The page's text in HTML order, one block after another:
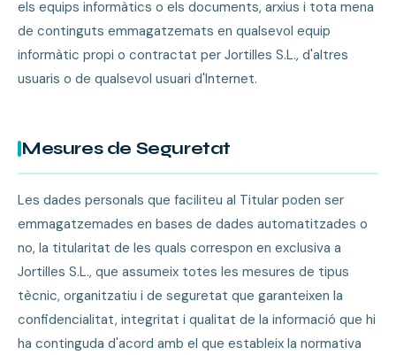
els equips informàtics o els documents, arxius i tota mena
de continguts emmagatzemats en qualsevol equip
informàtic propi o contractat per Jortilles S.L., d'altres
usuaris o de qualsevol usuari d'Internet.
Mesures de Seguretat
Les dades personals que faciliteu al Titular poden ser
emmagatzemades en bases de dades automatitzades o
no, la titularitat de les quals correspon en exclusiva a
Jortilles S.L., que assumeix totes les mesures de tipus
tècnic, organitzatiu i de seguretat que garanteixen la
confidencialitat, integritat i qualitat de la informació que hi
ha continguda d'acord amb el que estableix la normativa